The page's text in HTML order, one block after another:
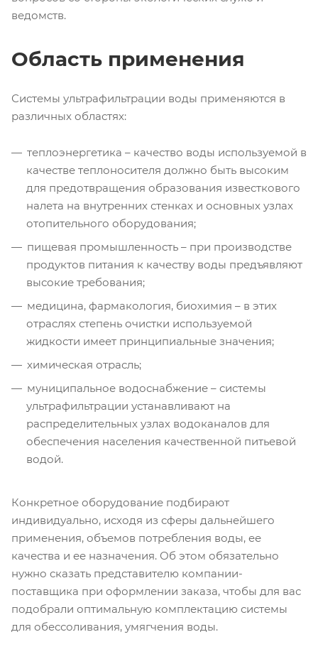
ведомств.
Область применения
Системы ультрафильтрации воды применяются в
различных областях:
теплоэнергетика – качество воды используемой в
качестве теплоносителя должно быть высоким
для предотвращения образования известкового
налета на внутренних стенках и основных узлах
отопительного оборудования;
пищевая промышленность – при производстве
продуктов питания к качеству воды предъявляют
высокие требования;
медицина, фармакология, биохимия – в этих
отраслях степень очистки используемой
жидкости имеет принципиальные значения;
химическая отрасль;
муниципальное водоснабжение – системы
ультрафильтрации устанавливают на
распределительных узлах водоканалов для
обеспечения населения качественной питьевой
водой.
Конкретное оборудование подбирают
индивидуально, исходя из сферы дальнейшего
применения, объемов потребления воды, ее
качества и ее назначения. Об этом обязательно
нужно сказать представителю компании-
поставщика при оформлении заказа, чтобы для вас
подобрали оптимальную комплектацию системы
для обессоливания, умягчения воды.